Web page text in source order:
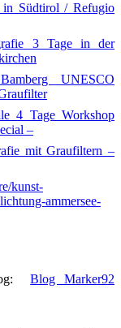
in Südtirol / Refugio
3 Tage in der
UNESCO
4 Tage Workshop
–
mit Graufiltern –
kunst-
ammersee-
Blog Marker92